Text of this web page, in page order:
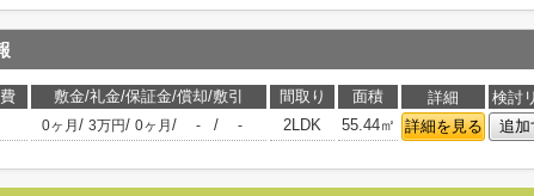
敷金/礼金/保証金/償却/敷引 間取り 面積 詳細
検討
0ヶ月 / 3万円/ 0ヶ月 / - / - 2LDK 55.44㎡ 詳細を見る 追加